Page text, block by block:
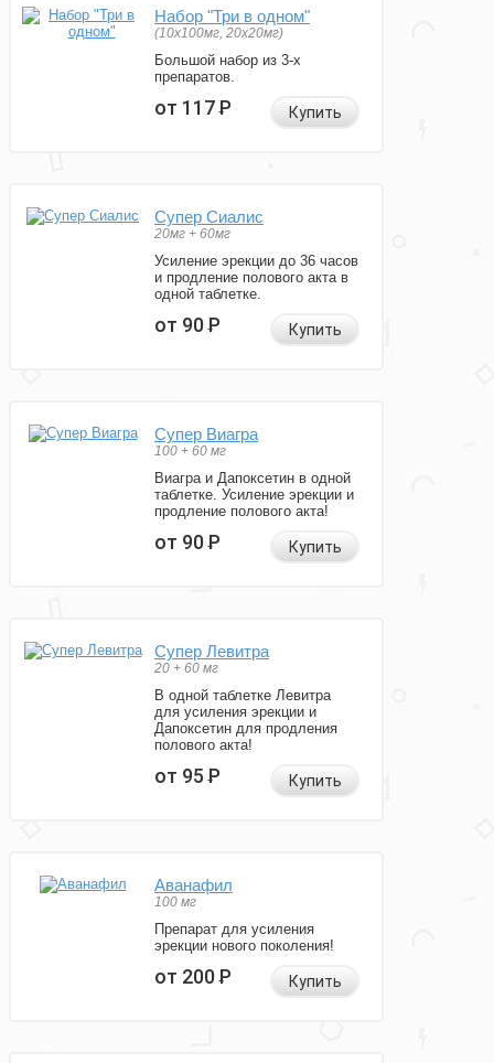
Набор "Три в одном"
(10x100мг, 20x20мг)
Большой набор из 3-х
препаратов.
от 117Р Купить
Супер Сиалис
20мг + 60мг
Усиление эрекции до 36 часов
и продление полового акта в
одной таблетке.
от 90Р Купить
Супер Виагра
100 + 60 мг
Виагра и Дапоксетин в одной
таблетке. Усиление эрекции и
продление полового акта!
от 90Р Купить
Супер Левитра
20 + 60 мг
В одной таблетке Левитра
для усиления эрекции и
Дапоксетин для продления
полового акта!
от 95Р Купить
Аванафил
100 мг
Препарат для усиления
эрекции нового поколения!
от 200Р Купить